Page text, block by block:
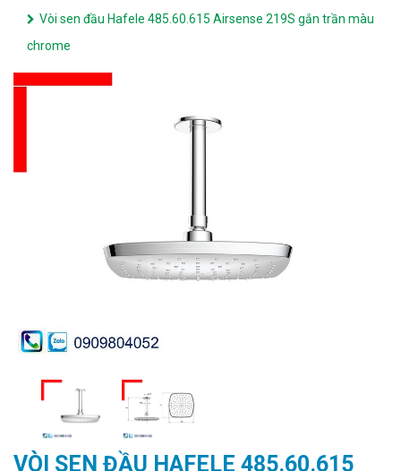
Vòi sen đầu Hafele 485.60.615 Airsense 219S gắn trần màu
chrome
VÒI SEN ĐẦU HAFELE 485.60.615